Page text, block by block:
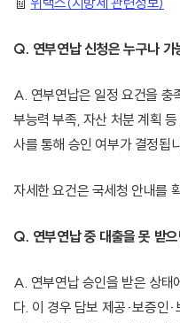
Q. 연부연납 신청은 누구나 가
A. 연부연납은 일정 요건을 충
부능력 부족, 자산 처분 계획
사를 통해 승인 여부가 결정됩
자세한 요건은 국세청 안내를
Q. 연부연납 중 대출을 못 받
A. 연부연납 승인을 받은 상태
다. 이 경우 담보 제공·보증인